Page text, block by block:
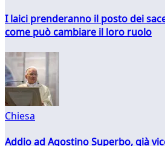
I laici prenderanno il posto dei
come può cambiare il loro ruolo
Chiesa
Addio ad Agostino Superbo, già